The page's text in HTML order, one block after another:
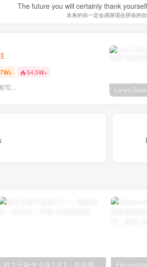
The future you will certainly thank
未来的你一定会感谢现在拼命的
54.5W+
写...
独立分析专业版2.9.1；高级脚本、插件和；手机